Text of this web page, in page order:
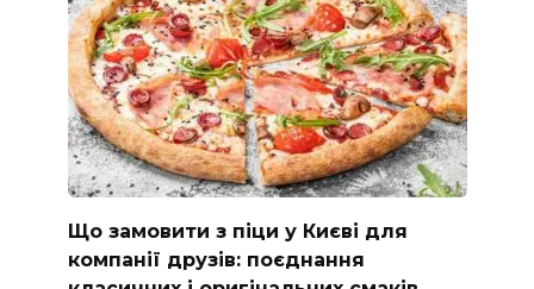
Що замовити з піци у Києві для
компанії друзів: поєднання